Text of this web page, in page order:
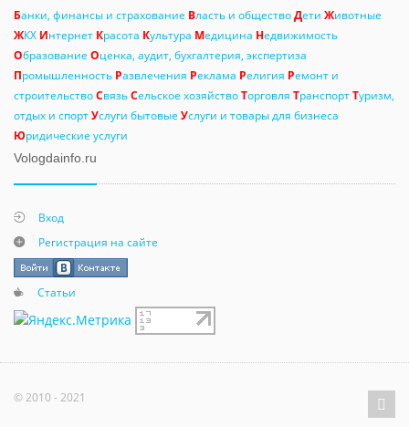
Банки, финансы и страхование Власть и обществоДети Животные
ЖКХ Интернет Красота Культура Медицина Недвижимость
Образование Оценка, аудит, бухгалтерия, экспертиза
Промышленность Развлечения Реклама Религия Ремонт и
строительствоСвязьСельское хозяйствоТорговля ТранспортТуризм,
отдых и спортУслуги бытовые Услуги и товары для бизнеса
Юридические услуги
Vologdainfo.ru
Вход
Регистрация на сайте
Статьи
© 2010 - 2021